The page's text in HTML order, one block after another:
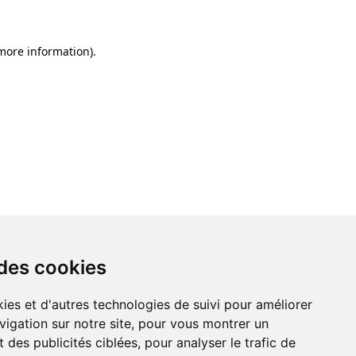
cookies
et d'autres technologies de suivi pour améliorer
sur notre site, pour vous montrer un
des publicités ciblées, pour analyser le trafic de
information).